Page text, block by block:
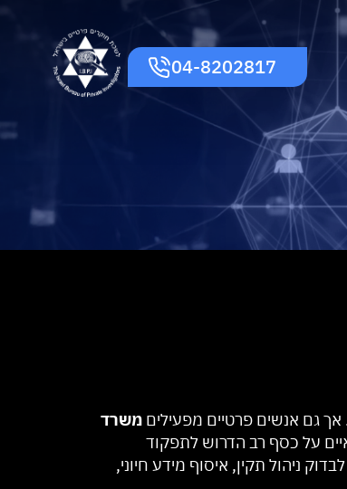
04-8202817
גם אנשים פרטיים מפעילים משרד
על כסף רב הדרוש לתפקוד
ניהול תקין, איסוף מידע חיוני,